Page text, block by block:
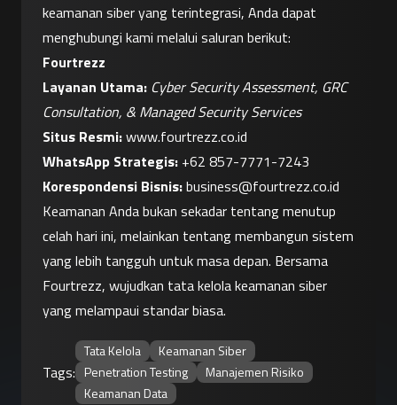
keamanan siber yang terintegrasi, Anda dapat
menghubungi kami melalui saluran berikut:
Fourtrezz
Layanan Utama: Cyber Security Assessment, GRC
Consultation, & Managed Security Services
Situs Resmi:www.fourtrezz.co.id
WhatsApp Strategis: +62 857-7771-7243
Korespondensi Bisnis:business@fourtrezz.co.id
Keamanan Anda bukan sekadar tentang menutup
celah hari ini, melainkan tentang membangun sistem
yang lebih tangguh untuk masa depan. Bersama
Fourtrezz, wujudkan tata kelola keamanan siber
yang melampaui standar biasa.
Tags:
Tata Kelola
Keamanan Siber
Penetration Testing
Manajemen Risiko
Keamanan Data